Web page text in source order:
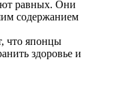
равных. Они
содержанием
что японцы
здоровье и